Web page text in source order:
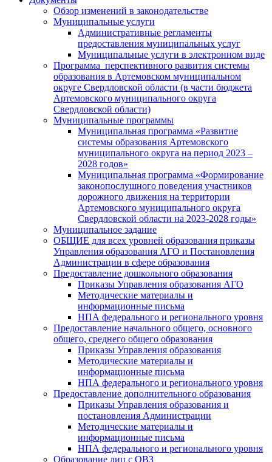
Обзор изменений в законодательстве
Муниципальные услуги
Административные регламенты
предоставления муниципальных услуг
Муниципальные услуги в электронном виде
Программа перспективного развития системы
образования в Артемовском муниципальном
округе Свердловской области (в части бюджета
Артемовского муниципального округа
Свердловской области)
Муниципальные программы
Муниципальная программа «Развитие
системы образования Артемовского
муниципального округа на период 2023 –
2028 годов»
Муниципальная программа «Формирование
законопослушного поведения участников
дорожного движения на территории
Артемовского муниципального округа
Свердловской области на 2023-2028 годы»
Муниципальное задание
ОБЩИЕ для всех уровней образования приказы
Управления образования АГО и Постановления
Администрации в сфере образования
Предоставление дошкольного образования
Приказы Управления образования АГО
Методические материалы и
информационные письма
НПА федерального и регионального уровня
Предоставление начального общего, основного
общего, среднего общего образования
Приказы Управления образования
Методические материалы и
информационные письма
НПА федерального и регионального уровня
Предоставление дополнительного образования
Приказы Управления образования и
постановления Администрации
Методические материалы и
информационные письма
НПА федерального и регионального уровня
Образование лиц с ОВЗ